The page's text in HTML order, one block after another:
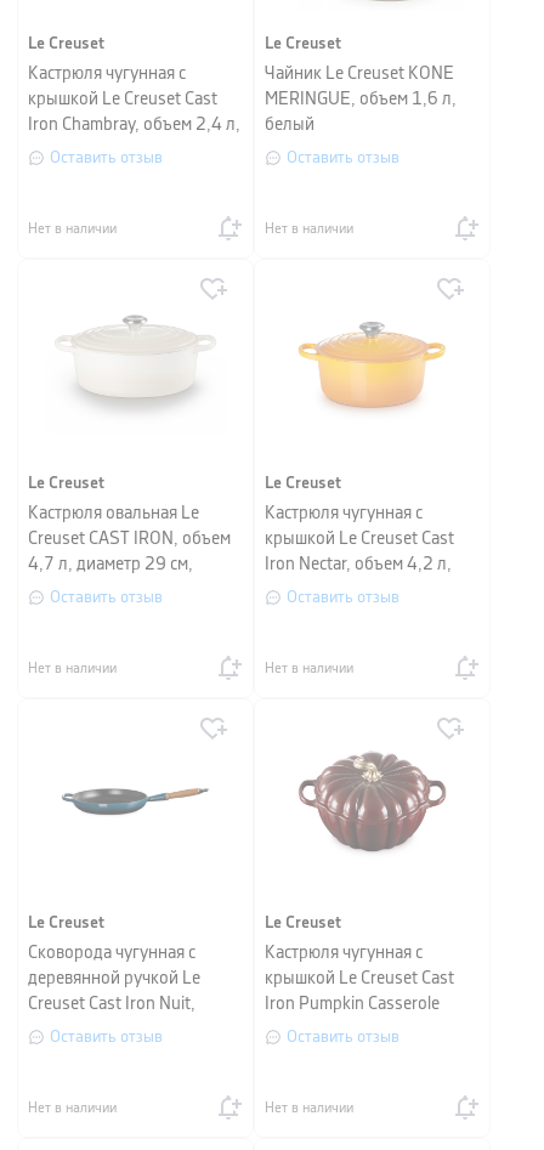
Le Creuset
Кастрюля чугунная с
крышкой Le Creuset Cast
Iron Chambray, объем 2,4 л,
диаметр 20 см
Оставить отзыв
Нет в наличии
Le Creuset
Чайник Le Creuset KONE
MERINGUE, объем 1,6 л,
белый
Оставить отзыв
Нет в наличии
Le Creuset
Кастрюля овальная Le
Creuset CAST IRON, объем
4,7 л, диаметр 29 см,
меренга
Оставить отзыв
Нет в наличии
Le Creuset
Кастрюля чугунная с
крышкой Le Creuset Cast
Iron Nectar, объем 4,2 л,
диаметр 24 см
Оставить отзыв
Нет в наличии
Le Creuset
Сковорода чугунная с
деревянной ручкой Le
Creuset Cast Iron Nuit,
диаметр 28 см
Оставить отзыв
Нет в наличии
Le Creuset
Кастрюля чугунная с
крышкой Le Creuset Cast
Iron Pumpkin Casserole
Garnet Red, объем 3,7 л,
Оставить отзыв
Нет в наличии